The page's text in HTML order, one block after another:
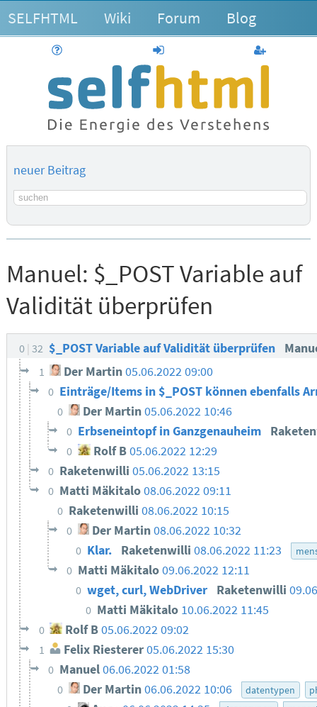
SELFHTML Wiki Forum Blog
anmelden
neuer Beitrag
Suchbegriff
Manuel: $_POST Variable auf
Validität überprüfen
0 32 $_POST Variable auf Validität überprüfen
1 Der Martin05.06.2022 09:00
0 Einträge/Items in $_POST können ebenfalls
0 Der Martin05.06.2022 10:46
0 Erbseneintopf in Ganzgenauheim
0 Rolf B05.06.2022 12:29
0 Raketenwilli 05.06.2022 13:15
0 Matti Mäkitalo08.06.2022 09:11
0 Raketenwilli 08.06.2022 10:15
0 Der Martin08.06.2022 10:32
0 Klar. Raketenwilli08.06.2022 11:23
0 Matti Mäkitalo09.06.2022 12:11
0 wget, curl, WebDriver Raketenwilli
0 Matti Mäkitalo 10.06.2022 11:45
0 Rolf B05.06.2022 09:02
1 Felix Riesterer05.06.2022 15:30
0 Manuel06.06.2022 01:58
0 Der Martin06.06.2022 10:06 datentypen